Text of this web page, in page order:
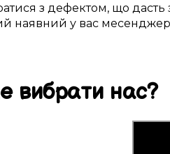
з дефектом, що дасть
наявний у вас
вибрати нас?